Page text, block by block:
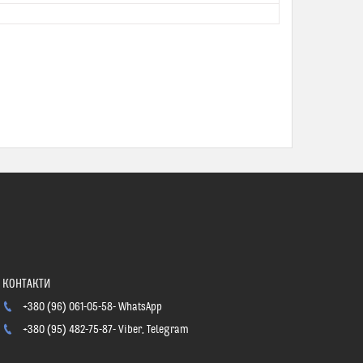
+380 (96) 061-05-58 WhatsApp
+380 (95) 482-75-87 Viber, Telegram